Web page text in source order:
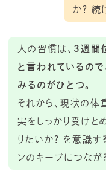
か？ 続
人の習慣は、 3週間
と言われているの
みるのがひとつ。
それから、現状の体
実をしっかり受けと
りたいか？ を意識す
ンのキープにつなが